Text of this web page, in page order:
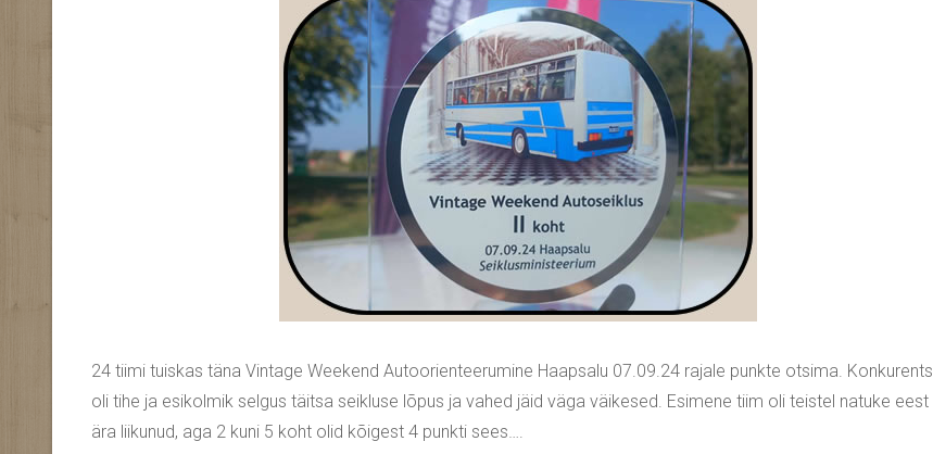
24 tiimi tuiskas täna Vintage Weekend Autoorienteerumine Haapsalu 07.09.24 rajale punkte otsima. Konkurents
oli tihe ja esikolmik selgus täitsa seikluse lõpus ja vahed jäid väga väikesed. Esimene tiim oli teistel natuke eest
ära liikunud, aga 2 kuni 5 koht olid kõigest 4 punkti sees….